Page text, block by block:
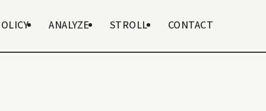
ANALYZE STROLL CONTACT